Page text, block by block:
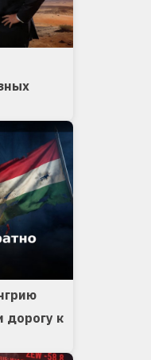
дорогу к